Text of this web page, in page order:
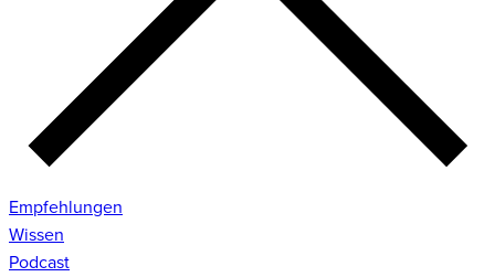
Empfehlungen
Wissen
Podcast